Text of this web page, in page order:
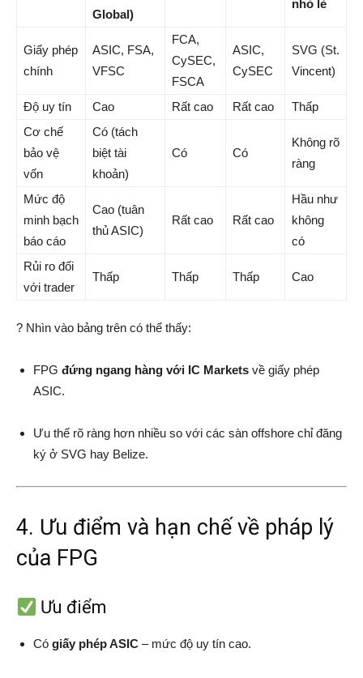
Global)
nhỏ lẻ
Giấy phép
chính
ASIC, FSA,
VFSC
FCA,
CySEC,
FSCA
ASIC,
CySEC
SVG (St.
Vincent)
Độ uy tín Cao Rất cao Rất cao
Thấp
Cơ chế
bảo vệ
vốn
Có (tách
biệt tài
khoản)
Có Có
Không rõ
ràng
Mức độ
minh bạch
báo cáo
Cao (tuân
thủ ASIC)
Rất cao Rất cao
Hầu như
không
có
Rủi ro đối
với trader
Thấp Thấp Thấp Cao
? Nhìn vào bảng trên có thể thấy:
FPG đứng ngang hàng với IC Markets về giấy phép
ASIC.
Ưu thế rõ ràng hơn nhiều so với các sàn offshore chỉ đăng
ký ở SVG hay Belize.
4. Ưu điểm và hạn chế về pháp lý
của FPG
Ưu điểm
Có giấy phép ASIC – mức độ uy tín cao.